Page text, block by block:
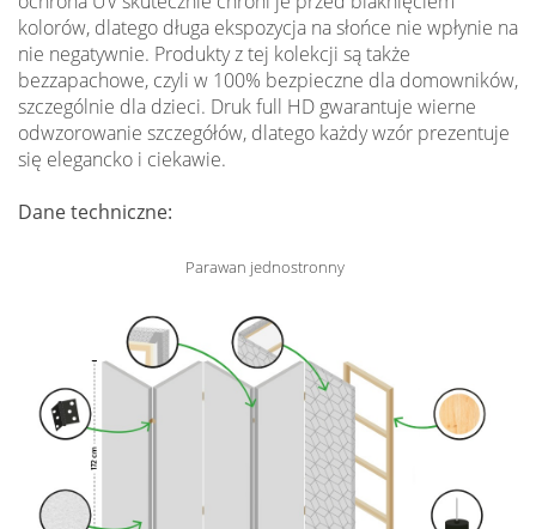
kolorów, dlatego długa ekspozycja na słońce nie wpłynie na
nie negatywnie. Produkty z tej kolekcji są także
bezzapachowe, czyli w 100% bezpieczne dla domowników,
szczególnie dla dzieci. Druk full HD gwarantuje wierne
odwzorowanie szczegółów, dlatego każdy wzór prezentuje
się elegancko i ciekawie.
Dane techniczne:
Parawan jednostronny